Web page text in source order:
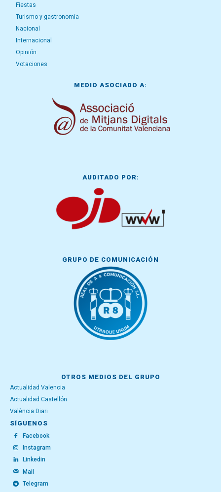
Fiestas
Turismo y gastronomía
Nacional
Internacional
Opinión
Votaciones
MEDIO ASOCIADO A:
AUDITADO POR:
GRUPO DE COMUNICACIÓN
OTROS MEDIOS DEL GRUPO
Actualidad Valencia
Actualidad Castellón
València Diari
SÍGUENOS
Facebook
Instagram
Linkedin
Mail
Telegram